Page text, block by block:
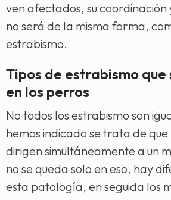
ven afectados, su coordinación
no será de la misma forma,
estrabismo.
Tipos de estrabismo que
en los perros
No todos los estrabismo son
hemos indicado se trata de que
dirigen simultáneamente a un
no se queda solo en eso, hay
esta patología, en seguida los